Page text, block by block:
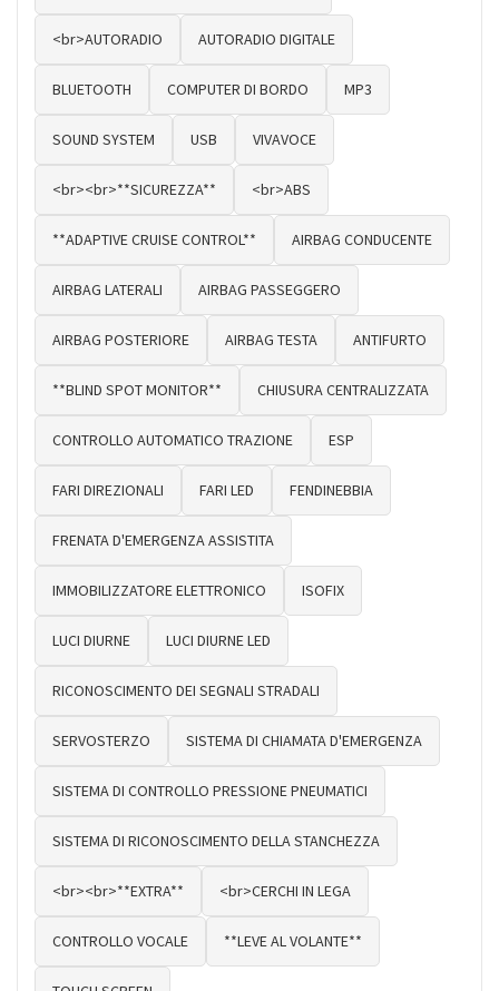
<br>AUTORADIO AUTORADIO DIGITALE
BLUETOOTH COMPUTER DI BORDO MP3
SOUND SYSTEM USB VIVAVOCE
<br><br>**SICUREZZA** <br>ABS
**ADAPTIVE CRUISE CONTROL** AIRBAG CONDUCENTE
AIRBAG LATERALI AIRBAG PASSEGGERO
AIRBAG POSTERIORE AIRBAG TESTA ANTIFURTO
**BLIND SPOT MONITOR** CHIUSURA CENTRALIZZATA
CONTROLLO AUTOMATICO TRAZIONE ESP
FARI DIREZIONALI FARI LED FENDINEBBIA
FRENATA D'EMERGENZA ASSISTITA
IMMOBILIZZATORE ELETTRONICO ISOFIX
LUCI DIURNE LUCI DIURNE LED
RICONOSCIMENTO DEI SEGNALI STRADALI
SERVOSTERZO SISTEMA DI CHIAMATA D'EMERGENZA
SISTEMA DI CONTROLLO PRESSIONE PNEUMATICI
SISTEMA DI RICONOSCIMENTO DELLA STANCHEZZA
<br><br>**EXTRA** <br>CERCHI IN LEGA
CONTROLLO VOCALE **LEVE AL VOLANTE**